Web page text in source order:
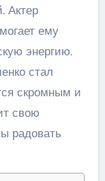
Актер
ему
энергию.
стал
скромным и
свою
радовать